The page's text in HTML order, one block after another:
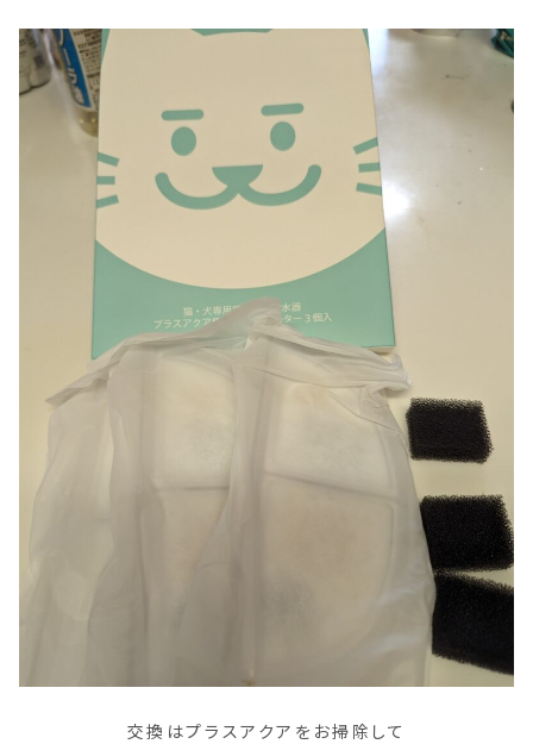
交換はプラスアクアをお掃除して